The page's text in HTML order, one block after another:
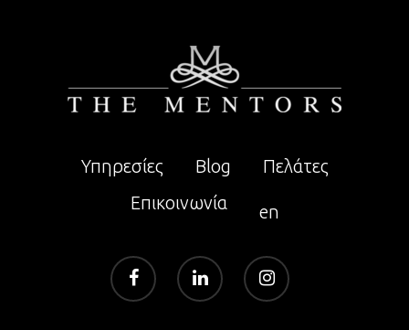
Υπηρεσίες Blog
Πελάτες
Επικοινωνία
en